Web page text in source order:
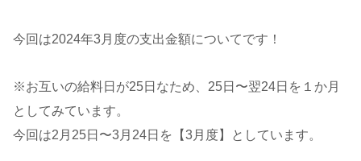
今回は2024年3月度の支出金額についてです！
※お互いの給料日が25日なため、25日〜翌24日を１か月
としてみています。
今回は2月25日〜3月24日を【3月度】としています。